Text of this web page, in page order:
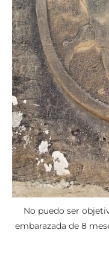
No puedo ser
embarazada de 8